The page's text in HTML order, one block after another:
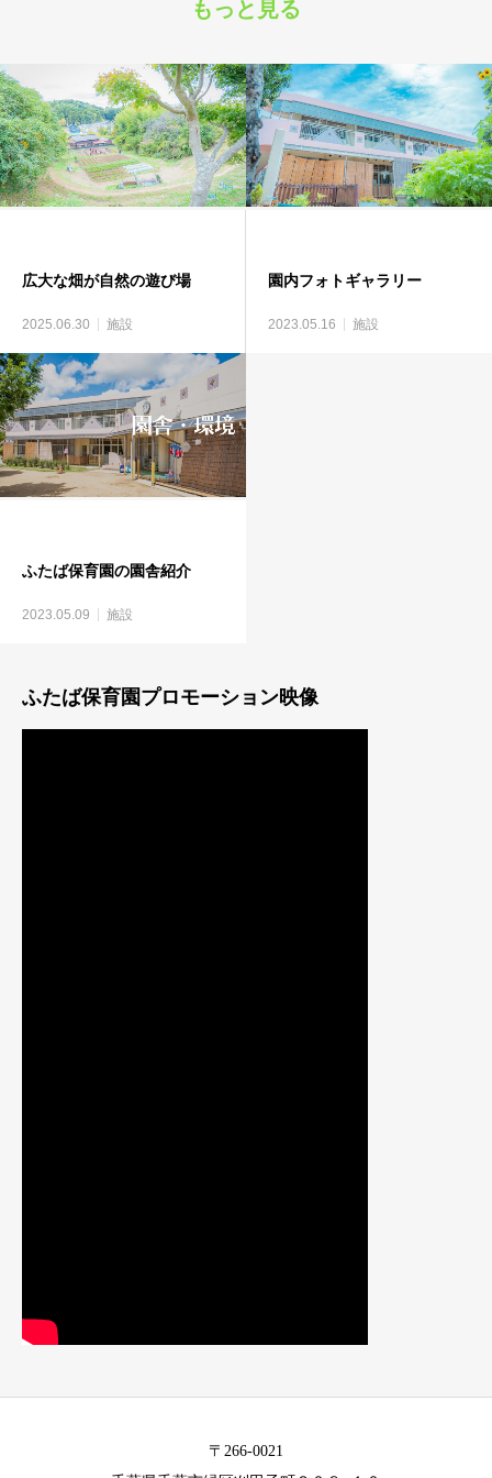
もっと見る
広大な畑が自然の遊び場
2025.06.30 施設
園内フォトギャラリー
2023.05.16 施設
ふたば保育園の園舎紹介
2023.05.09 施設
ふたば保育園プロモーション映像
〒266-0021